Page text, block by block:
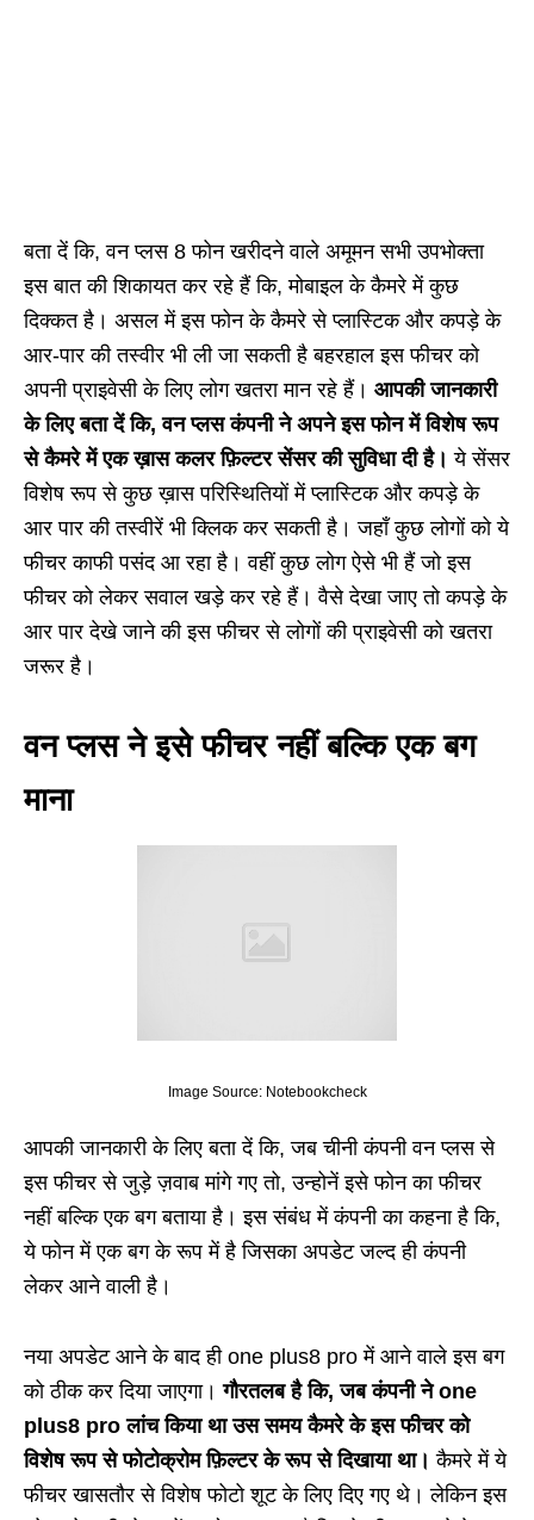
बता दें कि, वन प्लस 8 फोन खरीदने वाले अमूमन सभी उपभोक्ता
इस बात की शिकायत कर रहे हैं कि, मोबाइल के कैमरे में कुछ
दिक्कत है। असल में इस फोन के कैमरे से प्लास्टिक और कपड़े के
आर-पार की तस्वीर भी ली जा सकती है बहरहाल इस फीचर को
अपनी प्राइवेसी के लिए लोग खतरा मान रहे हैं। आपकी जानकारी
के लिए बता दें कि, वन प्लस कंपनी ने अपने इस फोन में विशेष रूप
से कैमरे में एक ख़ास कलर फ़िल्टर सेंसर की सुविधा दी है। ये सेंसर
विशेष रूप से कुछ ख़ास परिस्थितियों में प्लास्टिक और कपड़े के
आर पार की तस्वीरें भी क्लिक कर सकती है। जहाँ कुछ लोगों को ये
फीचर काफी पसंद आ रहा है। वहीं कुछ लोग ऐसे भी हैं जो इस
फीचर को लेकर सवाल खड़े कर रहे हैं। वैसे देखा जाए तो कपड़े के
आर पार देखे जाने की इस फीचर से लोगों की प्राइवेसी को खतरा
जरूर है।
वन प्लस ने इसे फीचर नहीं बल्कि एक बग
माना
Image Source: Notebookcheck
आपकी जानकारी के लिए बता दें कि, जब चीनी कंपनी वन प्लस से
इस फीचर से जुड़े ज़वाब मांगे गए तो, उन्होनें इसे फोन का फीचर
नहीं बल्कि एक बग बताया है। इस संबंध में कंपनी का कहना है कि,
ये फोन में एक बग के रूप में है जिसका अपडेट जल्द ही कंपनी
लेकर आने वाली है।
नया अपडेट आने के बाद ही one plus8 pro में आने वाले इस बग
को ठीक कर दिया जाएगा।गौरतलब है कि, जब कंपनी ने one
plus8 pro लांच किया था उस समय कैमरे के इस फीचर को
विशेष रूप से फोटोक्रोम फ़िल्टर के रूप से दिखाया था। कैमरे में ये
फीचर खासतौर से विशेष फोटो शूट के लिए दिए गए थे। लेकिन इस